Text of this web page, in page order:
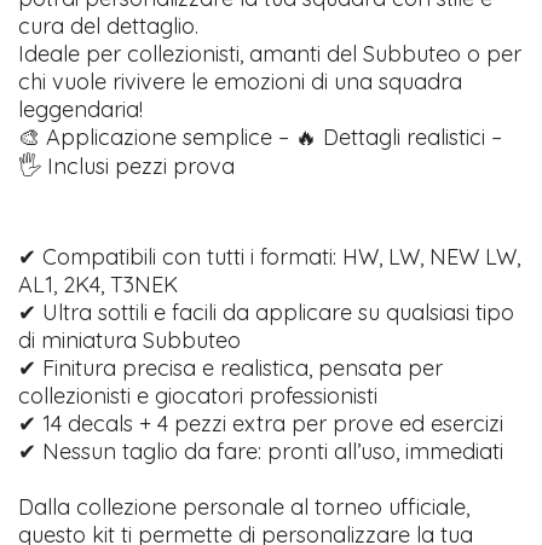
cura del dettaglio.
Ideale per collezionisti, amanti del Subbuteo o per
chi vuole rivivere le emozioni di una squadra
leggendaria!
🎨 Applicazione semplice – 🔥 Dettagli realistici –
🖐️ Inclusi pezzi prova
✔ Compatibili con tutti i formati: HW, LW, NEW LW,
AL1, 2K4, T3NEK
✔ Ultra sottili e facili da applicare su qualsiasi tipo
di miniatura Subbuteo
✔ Finitura precisa e realistica, pensata per
collezionisti e giocatori professionisti
✔ 14 decals + 4 pezzi extra per prove ed esercizi
✔ Nessun taglio da fare: pronti all’uso, immediati
Dalla collezione personale al torneo ufficiale,
questo kit ti permette di personalizzare la tua